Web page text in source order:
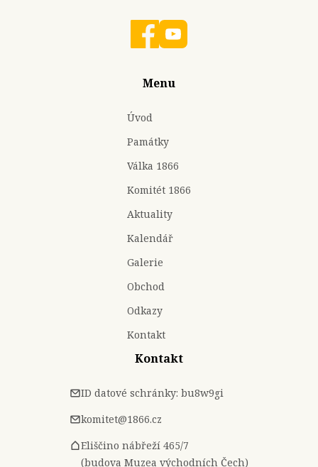
Menu
Úvod
Památky
Válka 1866
Komitét 1866
Aktuality
Kalendář
Galerie
Obchod
Odkazy
Kontakt
Kontakt
ID datové schránky: bu8w9gi
komitet@1866.cz
Eliščino nábřeží 465/7
(budova Muzea východních Čech)